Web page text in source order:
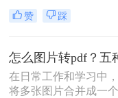
格式，以便于分享、
论是整理电子相册、
都十分常见。为了帮
合自己的转换方式，
主流免费方法的核心
赞 踩
在日常工作和学习中
将多张图片合并成一